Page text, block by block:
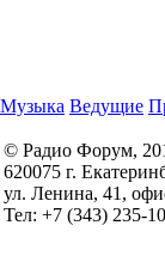
Музыка Ведущие
© Радио Форум,
620075 г.
ул. Ленина, 41,
Тел: +7 (343) 235-